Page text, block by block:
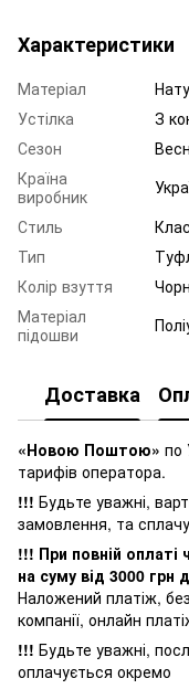
Характеристики
Матеріал
Устілка
З
Сезон
Країна
виробник
Стиль
Тип
Колір взуття
Матеріал
підошви
Доставка
«Новою Поштою» по
тарифів оператора.
!!! Будьте уважні,
замовлення, та
!!! При повній оплаті
на суму від 3000
Наложений платіж,
компанії, онлайн
!!! Будьте уважні,
оплачується окремо